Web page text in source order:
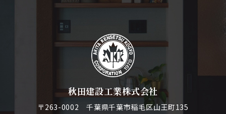
秋田建設工業株式会社
〒263-0002 千葉県千葉市稲毛区山王町135